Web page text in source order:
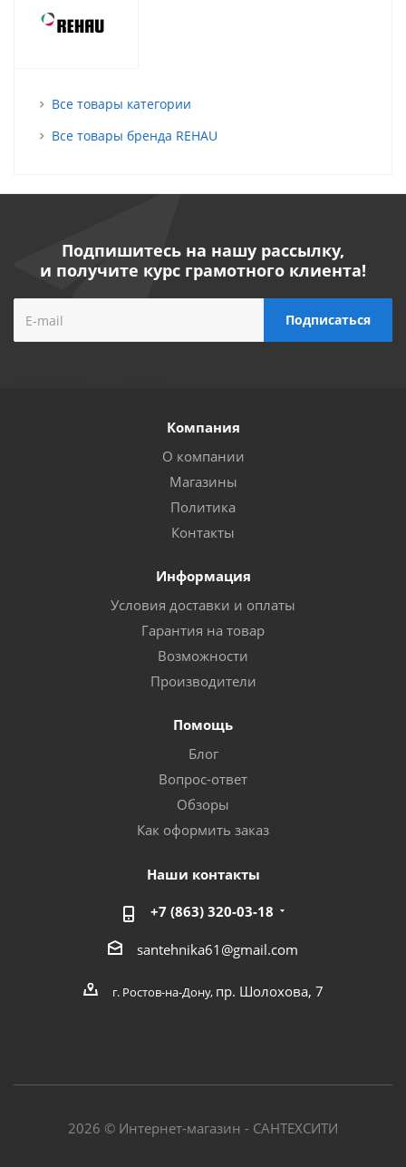
Все товары категории
Все товары бренда REHAU
Подпишитесь на нашу рассылку,
и получите курс грамотного клиента!
Компания
О компании
Магазины
Политика
Контакты
Информация
Условия доставки и оплаты
Гарантия на товар
Возможности
Производители
Помощь
Блог
Вопрос-ответ
Обзоры
Как оформить заказ
Наши контакты
+7 (863) 320-03-18
santehnika61@gmail.com
г. Ростов-на-Дону, пр. Шолохова, 7
2026 © Интернет-магазин - САНТЕХСИТИ